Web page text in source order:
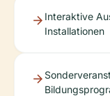
Interaktive
Installationen